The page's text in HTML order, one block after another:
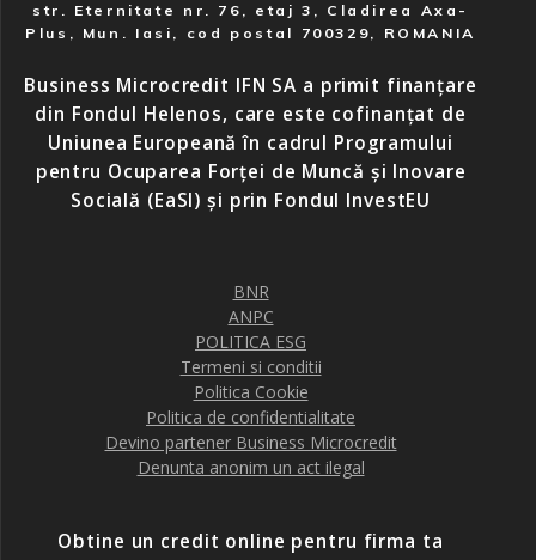
str. Eternitate nr. 76, etaj 3, Cladirea Axa-
Plus, Mun. Iasi, cod postal 700329, ROMANIA
Business Microcredit IFN SA a primit finanțare
din Fondul Helenos, care este cofinanțat de
Uniunea Europeană în cadrul Programului
pentru Ocuparea Forței de Muncă și Inovare
Socială (EaSI) și prin Fondul InvestEU
BNR
ANPC
POLITICA ESG
Termeni si conditii
Politica Cookie
Politica de confidentialitate
Devino partener Business Microcredit
Denunta anonim un act ilegal
Obtine un credit online pentru firma ta